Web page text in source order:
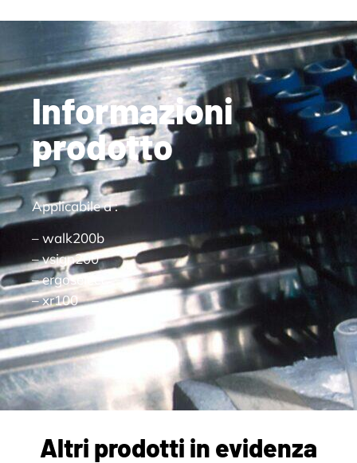
Informazioni
prodotto
Applicabile a :
– walk200b
– vsign200
– ergoselect
– xr100
Altri prodotti in evidenza